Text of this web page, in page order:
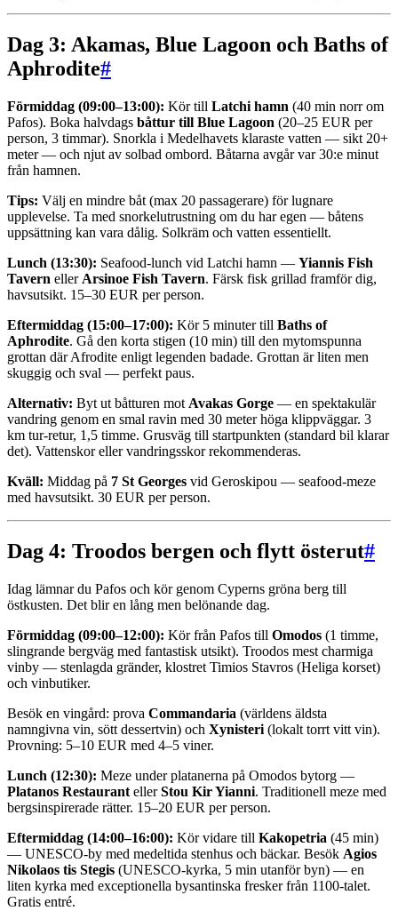
Dag 3: Akamas, Blue Lagoon och Baths of
Aphrodite#
Förmiddag (09:00–13:00): Kör till Latchi hamn (40 min norr om
Pafos). Boka halvdags båttur till Blue Lagoon (20–25 EUR per
person, 3 timmar). Snorkla i Medelhavets klaraste vatten — sikt 20+
meter — och njut av solbad ombord. Båtarna avgår var 30:e minut
från hamnen.
Tips: Välj en mindre båt (max 20 passagerare) för lugnare
upplevelse. Ta med snorkelutrustning om du har egen — båtens
uppsättning kan vara dålig. Solkräm och vatten essentiellt.
Lunch (13:30): Seafood-lunch vid Latchi hamn — Yiannis Fish
Tavern eller Arsinoe Fish Tavern. Färsk fisk grillad framför dig,
havsutsikt. 15–30 EUR per person.
Eftermiddag (15:00–17:00): Kör 5 minuter till Baths of
Aphrodite. Gå den korta stigen (10 min) till den mytomspunna
grottan där Afrodite enligt legenden badade. Grottan är liten men
skuggig och sval — perfekt paus.
Alternativ: Byt ut båtturen mot Avakas Gorge — en spektakulär
vandring genom en smal ravin med 30 meter höga klippväggar. 3
km tur-retur, 1,5 timme. Grusväg till startpunkten (standard bil klarar
det). Vattenskor eller vandringsskor rekommenderas.
Kväll: Middag på 7 St Georges vid Geroskipou — seafood-meze
med havsutsikt. 30 EUR per person.
Dag 4: Troodos bergen och flytt österut#
Idag lämnar du Pafos och kör genom Cyperns gröna berg till
östkusten. Det blir en lång men belönande dag.
Förmiddag (09:00–12:00): Kör från Pafos till Omodos (1 timme,
slingrande bergväg med fantastisk utsikt). Troodos mest charmiga
vinby — stenlagda gränder, klostret Timios Stavros (Heliga korset)
och vinbutiker.
Besök en vingård: prova Commandaria (världens äldsta
namngivna vin, sött dessertvin) och Xynisteri (lokalt torrt vitt vin).
Provning: 5–10 EUR med 4–5 viner.
Lunch (12:30): Meze under platanerna på Omodos bytorg —
Platanos Restaurant ellerStou Kir Yianni. Traditionell meze med
bergsinspirerade rätter. 15–20 EUR per person.
Eftermiddag (14:00–16:00): Kör vidare till Kakopetria (45 min)
— UNESCO-by med medeltida stenhus och bäckar. Besök Agios
Nikolaos tis Stegis (UNESCO-kyrka, 5 min utanför byn) — en
liten kyrka med exceptionella bysantinska fresker från 1100-talet.
Gratis entré.